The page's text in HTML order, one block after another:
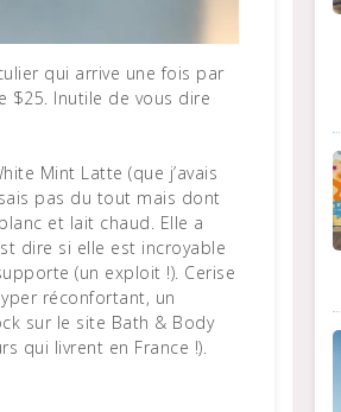
qui arrive une fois par
$25. Inutile de vous dire
Mint Latte (que j’avais
pas du tout mais dont
et lait chaud. Elle a
dire si elle est incroyable
(un exploit !). Cerise
réconfortant, un
sur le site Bath & Body
qui livrent en France !).